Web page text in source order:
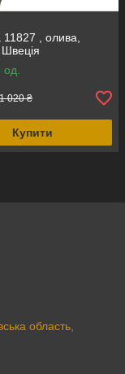
11827 , олива,
Швеція
1 020 ₴
Купити
область,